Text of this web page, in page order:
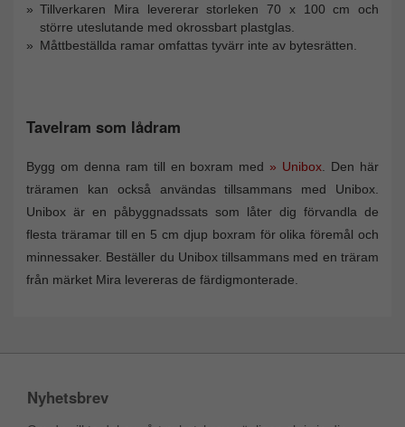
Tillverkaren Mira levererar storleken 70 x 100 cm och
större uteslutande med okrossbart plastglas.
Måttbeställda ramar omfattas tyvärr inte av bytesrätten.
Tavelram som lådram
Bygg om denna ram till en boxram med » Unibox . Den här
träramen kan också användas tillsammans med Unibox.
Unibox är en påbyggnadssats som låter dig förvandla de
flesta träramar till en 5 cm djup boxram för olika föremål och
minnessaker. Beställer du Unibox tillsammans med en träram
från märket Mira levereras de färdigmonterade.
Nyhetsbrev